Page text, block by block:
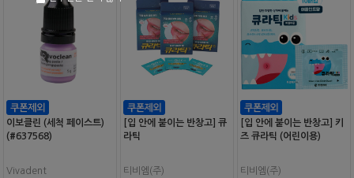
이보클린 (세척 페이스트)
(#637568)
Vivadent
[입 안에 붙이는 반창고] 큐
라틱
티비엠(주)
[입 안에 붙이는 반창고] 키
즈 큐라틱 (어린이용)
티비엠(주)